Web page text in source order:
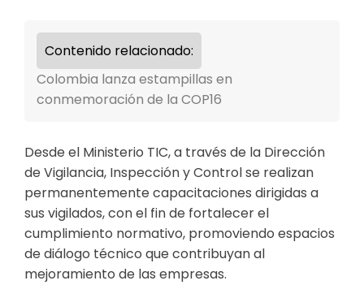
Contenido relacionado:
Colombia lanza estampillas en
conmemoración de la COP16
Desde el Ministerio TIC, a través de la Dirección
de Vigilancia, Inspección y Control se realizan
permanentemente capacitaciones dirigidas a
sus vigilados, con el fin de fortalecer el
cumplimiento normativo, promoviendo espacios
de diálogo técnico que contribuyan al
mejoramiento de las empresas.